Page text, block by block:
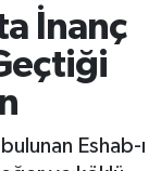
İnanç
Eshab-ı